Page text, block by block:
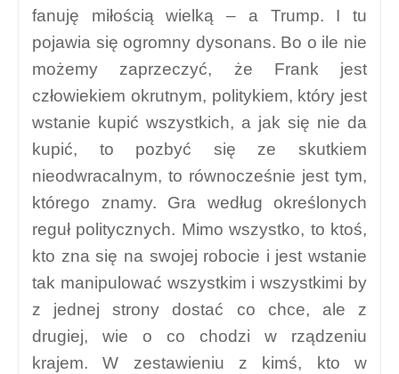
fanuję miłością wielką – a Trump. I tu
pojawia się ogromny dysonans. Bo o ile nie
możemy zaprzeczyć, że Frank jest
człowiekiem okrutnym, politykiem, który jest
wstanie kupić wszystkich, a jak się nie da
kupić, to pozbyć się ze skutkiem
nieodwracalnym, to równocześnie jest tym,
którego znamy. Gra według określonych
reguł politycznych. Mimo wszystko, to ktoś,
kto zna się na swojej robocie i jest wstanie
tak manipulować wszystkim i wszystkimi by
z jednej strony dostać co chce, ale z
drugiej, wie o co chodzi w rządzeniu
krajem. W zestawieniu z kimś, kto w